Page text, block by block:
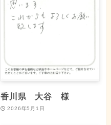
香川県 大谷 様
2026年5月1日